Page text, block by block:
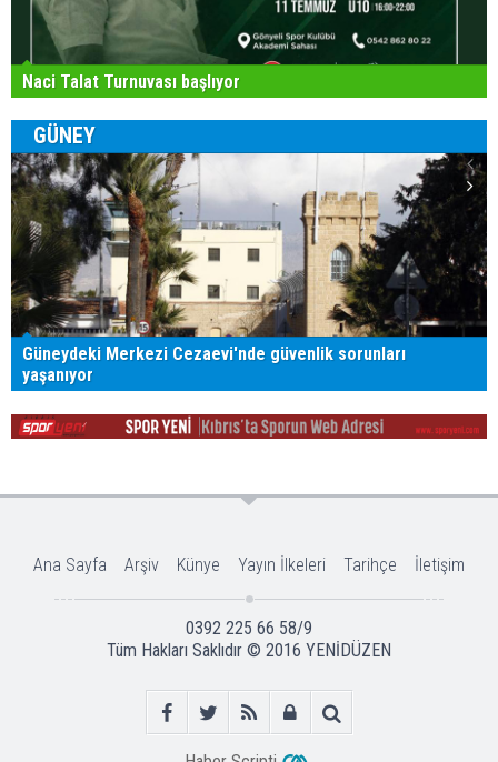
Naci Talat Turnuvası başlıyor
GÜNEY
Güneydeki Merkezi Cezaevi'nde güvenlik sorunları
yaşanıyor
Ana Sayfa Arşiv Künye Yayın İlkeleri Tarihçe İletişim
0392 225 66 58/9
Tüm Hakları Saklıdır © 2016 YENİDÜZEN